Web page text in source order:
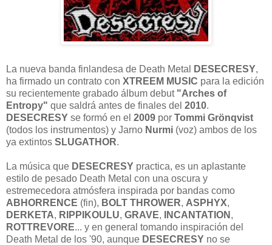
La nueva banda finlandesa de Death Metal DESECRESY,
ha firmado un contrato con XTREEM MUSIC para la edición
su recientemente grabado álbum debut "Arches of
Entropy" que saldrá antes de finales del 2010.
DESECRESY se formó en el 2009 por Tommi Grönqvist
(todos los instrumentos) y Jarno Nurmi (voz) ambos de los
ya extintos SLUGATHOR.
La música que DESECRESY practica, es un aplastante
estilo de pesado Death Metal con una oscura y
estremecedora atmósfera inspirada por bandas como
ABHORRENCE (fin), BOLT THROWER, ASPHYX,
DERKETA, RIPPIKOULU, GRAVE, INCANTATION ,
ROTTREVORE... y en general tomando inspiración del
Death Metal de los '90, aunque DESECRESY no se